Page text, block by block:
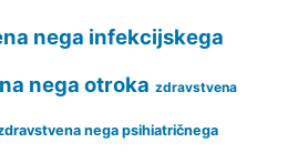
nega infekcijskega
nega otroka zdravstvena
nega psihiatričnega